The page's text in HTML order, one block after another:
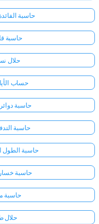
حاسبة
حاسبة
حلال
حساب
حاسبة
حاسبة
حاسبة الطول
حاسبة
حاسبة
حلال